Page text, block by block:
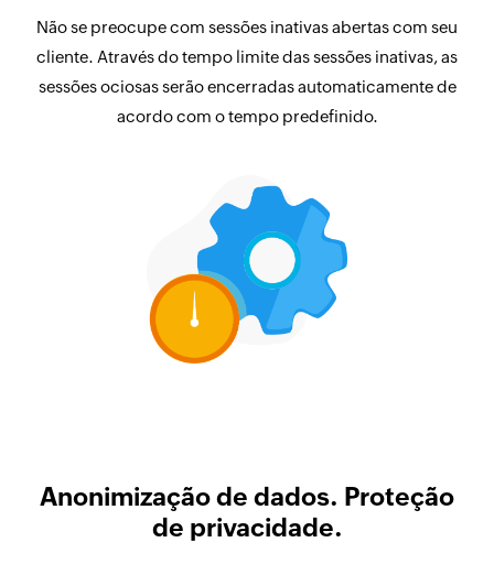
Não se preocupe com sessões inativas abertas com seu
cliente. Através do tempo limite das sessões inativas, as
sessões ociosas serão encerradas automaticamente de
acordo com o tempo predefinido.
Anonimização de dados. Proteção
de privacidade.